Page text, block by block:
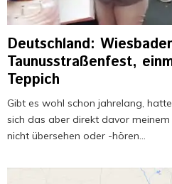
Deutschland:
Taunusstraßenfest,
Teppich
Gibt es wohl schon jahrelang,
sich das aber direkt davor
nicht übersehen oder -hören...